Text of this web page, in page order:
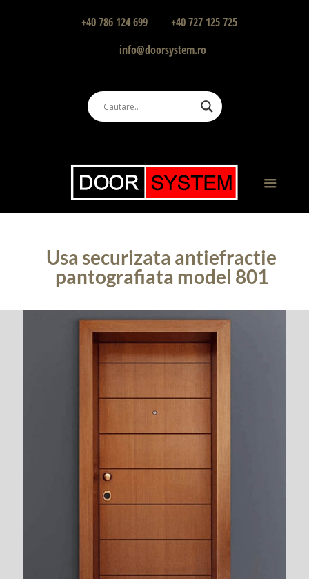
+40 786 124 699
+40 727 125 725
info@doorsystem.ro
Usa securizata antiefractie
pantografiata model 801